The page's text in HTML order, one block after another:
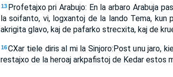
13 Profetajxo pri Arabujo: En la arbaro Arabuja
la soifanto, vi, logxantoj de la lando Tema, kun
akrigita glavo, kaj de pafarko strecxita, kaj de
16 CXar tiele diris al mi la Sinjoro:Post unu jaro,
restajxo de la heroaj arkpafistoj de Kedar estos